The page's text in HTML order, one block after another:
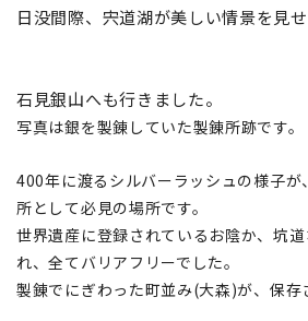
日没間際、宍道湖が美しい情景を見せ
石見銀山へも行きました。
写真は銀を製錬していた製錬所跡です。
400年に渡るシルバーラッシュの様子が
所として必見の場所です。
世界遺産に登録されているお陰か、坑
れ、全てバリアフリーでした。
製錬でにぎわった町並み(大森)が、保存